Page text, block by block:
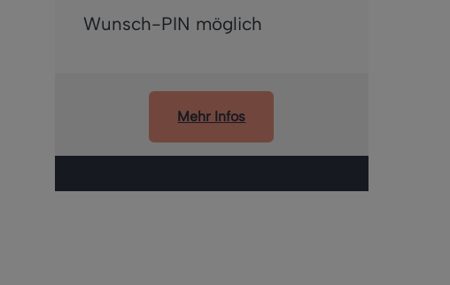
Wunsch-PIN möglich
Mehr Infos